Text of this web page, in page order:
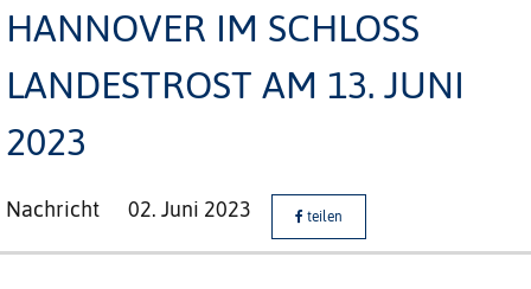
HANNOVER IM SCHLOSS
LANDESTROST AM 13. JUNI
2023
Nachricht 02. Juni 2023 teilen